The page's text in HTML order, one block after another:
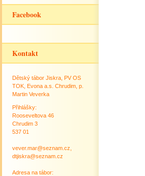
Facebook
Kontakt
Dětský tábor Jiskra, PV OS
TOK, Evona a.s. Chrudim, p.
Martin Veverka
Přihlášky:
Rooseveltova 46
Chrudim 3
537 01
vever.mar@seznam.cz,
dtjiskra@seznam.cz
Adresa na tábor: